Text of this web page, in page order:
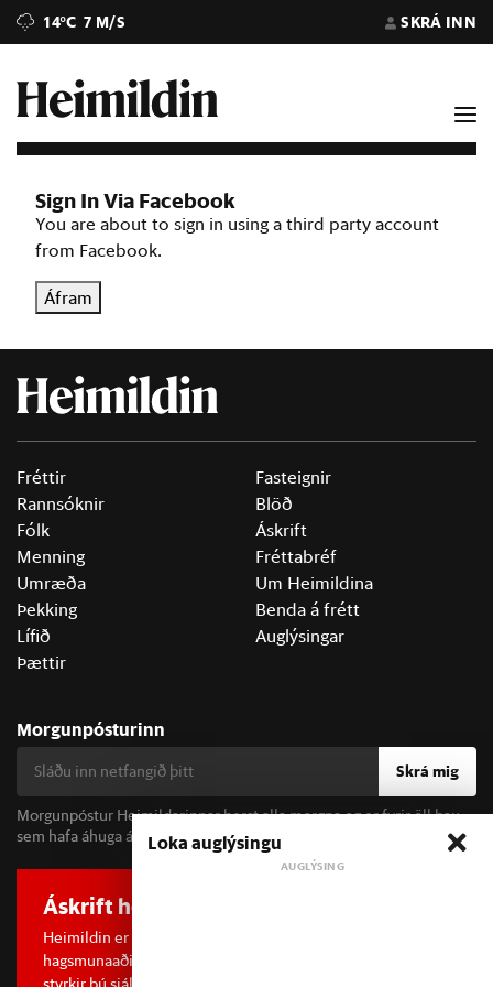
14°C 7 M/S SKRÁ INN
Sign In Via Facebook
You are about to sign in using a third party account
from Facebook.
Áfram
Fréttir
Rannsóknir
Fólk
Menning
Umræða
Þekking
Lífið
Þættir
Fasteignir
Blöð
Áskrift
Fréttabréf
Um Heimildina
Benda á frétt
Auglýsingar
Morgunpósturinn
Skrá mig
Morgunpóstur Heimildarinnar berst alla morgna og er fyrir öll þau
sem hafa áhuga á fréttum og þjóðfélagsumræðu.
Áskrift hefur áhrif
Heimildin er í dreifðu eignarhaldi og óháð
hagsmunaaðilum. Með því að kaupa áskrift að Heimildinni
Loka auglýsingu